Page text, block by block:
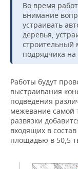
Во время
внимание
устраивать
деревья,
строительный
подрядчика
Работы будут
выстраивания
подведения
межевание самой
развязки
входящих в
площадью в 50,5